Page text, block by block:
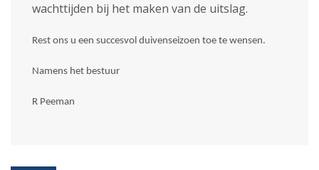
wachttijden bij het maken van de uitslag.
Rest ons u een succesvol duivenseizoen toe te wensen.
Namens het bestuur
R Peeman